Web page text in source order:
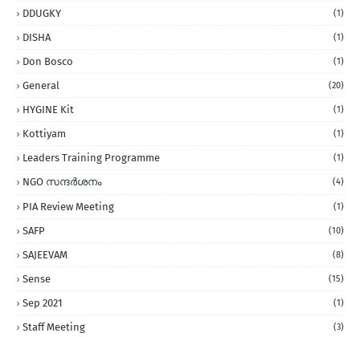
DDUGKY (1)
DISHA (1)
Don Bosco (1)
General (20)
HYGINE Kit (1)
Kottiyam (1)
Leaders Training Programme (1)
NGO സന്ദര്‍ശനം (4)
PIA Review Meeting (1)
SAFP (10)
SAJEEVAM (8)
Sense (15)
Sep 2021 (1)
Staff Meeting (3)